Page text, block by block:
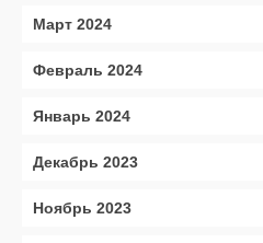
Март 2024
Февраль 2024
Январь 2024
Декабрь 2023
Ноябрь 2023